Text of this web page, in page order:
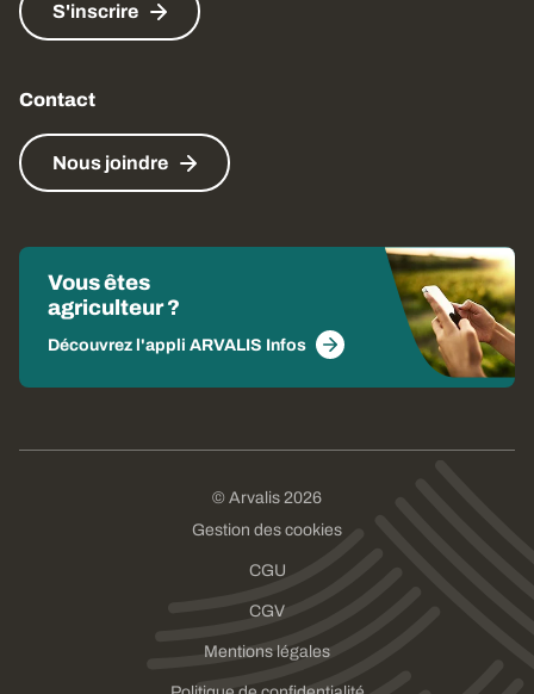
S'inscrire
Contact
Nous joindre
Vous êtes
agriculteur ?
Découvrez l'appli ARVALIS Infos
© Arvalis 2026
Gestion des cookies
CGU
CGV
Mentions légales